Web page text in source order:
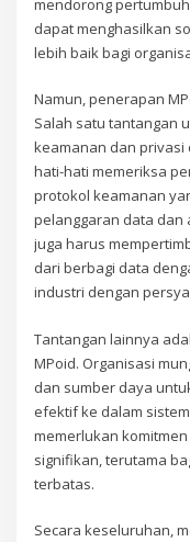
mendorong
dapat menghasilkan
lebih baik bagi
Namun, penerapan
Salah satu tantangan
keamanan dan privasi
hati-hati memeriksa
protokol keamanan
pelanggaran data dan
juga harus
dari berbagi data
industri dengan
Tantangan lainnya
MPoid. Organisasi
dan sumber daya
efektif ke dalam
memerlukan
signifikan, terutama
terbatas.
Secara keseluruhan,